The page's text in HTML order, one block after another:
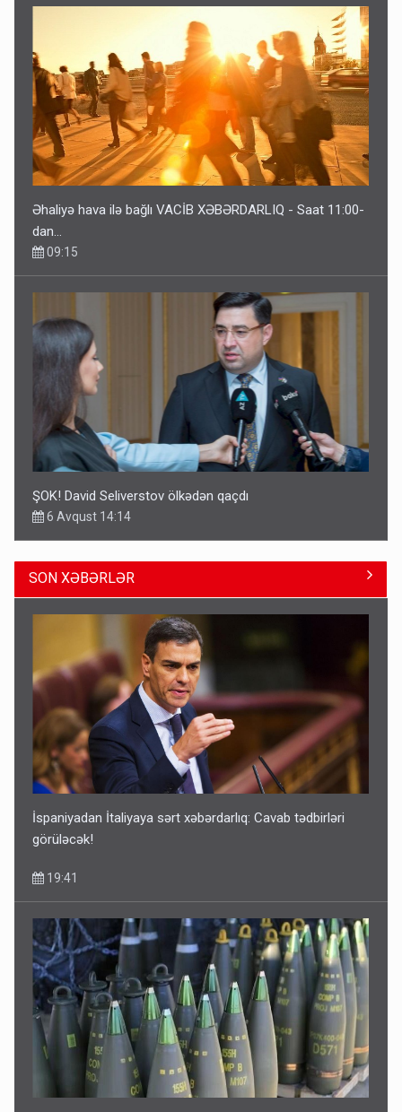
Əhaliyə hava ilə bağlı VACİB XƏBƏRDARLIQ - Saat 11:00-
dan…
09:15
ŞOK! David Seliverstov ölkədən qaçdı
6 Avqust 14:14
Geri çağırılan səfir Abel Məhərrəmovun oğludur - DOSYE
14:07
Media və Yayım Şurasına əlavə hüquq və vəzifələr verilib
13:24
SON XƏBƏRLƏR
İspaniyadan İtaliyaya sərt xəbərdarlıq: Cavab tədbirləri
görüləcək!
19:41